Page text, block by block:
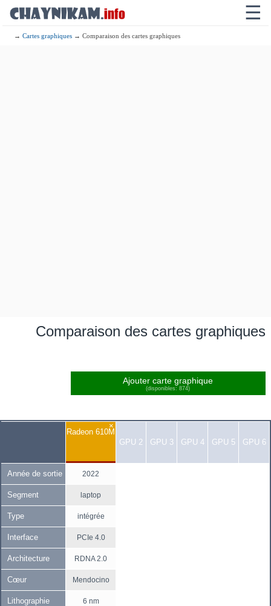
☰
→Cartes graphiques → Comparaison des cartes graphiques
Comparaison des cartes graphiques
Ajouter carte graphique
(disponibles: 874)
×
Radeon 610M
GPU 2
GPU 3 GPU 4 GPU 5 GPU 6
Année de sortie 2022
Segment laptop
Type intégrée
Interface PCIe 4.0
Architecture RDNA 2.0
Cœur Mendocino
Lithographie 6 nm